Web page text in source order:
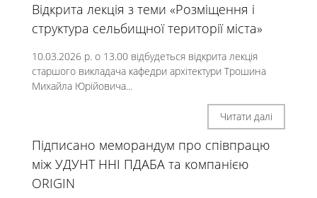
Відкрита лекція з теми «Розміщення і
структура сельбищної території міста»
10.03.2026 р. о 13.00 відбудеться відкрита лекція
старшого викладача кафедри архітектури Трошина
Михайла Юрійовича...
Читати далі
Підписано меморандум про співпрацю
між УДУНТ ННІ ПДАБА та компанією
ORIGIN